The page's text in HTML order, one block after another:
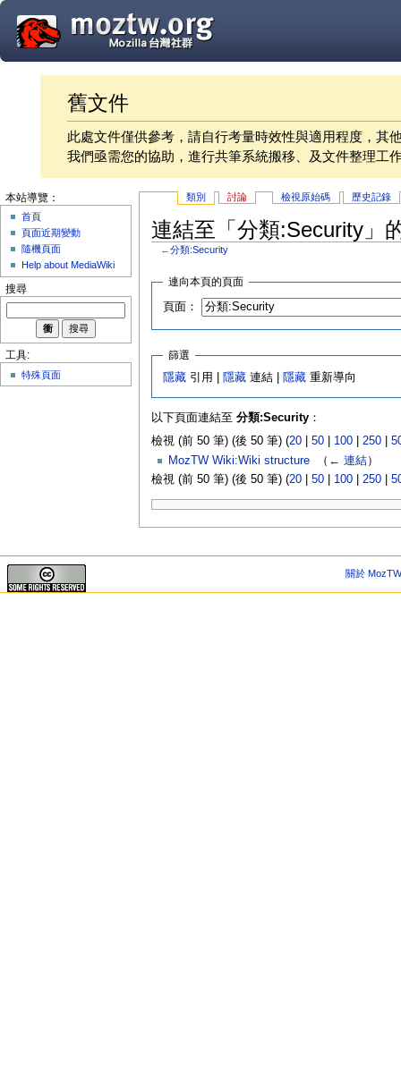
舊文件
此處文件僅供參考，請自行考量時效性與適用程度，其
我們亟需您的協助，進行共筆系統搬移、及文件整理工
類別 討論 檢視原始碼 歷史記錄
連結至「分類:Security」
←分類:Security
連向本頁的頁面
頁面：
篩選
隱藏 引用 | 隱藏 連結 | 隱藏 重新導向
以下頁面連結至 分類:Security：
檢視 (前 50 筆) (後 50 筆) (20| 50| 100| 250|
MozTW Wiki:Wiki structure‎ （ ← 連結）
檢視 (前 50 筆) (後 50 筆) (20| 50| 100| 250|
本站導覽：
首頁
頁面近期變動
隨機頁面
Help about MediaWiki
搜尋
工具:
特殊頁面
關於